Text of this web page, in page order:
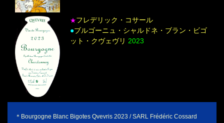
★フレデリック・コサール
●ブルゴーニュ・シャルドネ・ブラン・ビゴ
ット・クヴェヴリ 2023
＊Bourgogne Blanc Bigotes Qvevris 2023 / SARL Frédéric Cossard